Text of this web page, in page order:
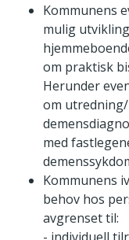
Kommunens
mulig
om praktisk
Herunder
om
med
Kommunens
behov hos
avgrenset til: